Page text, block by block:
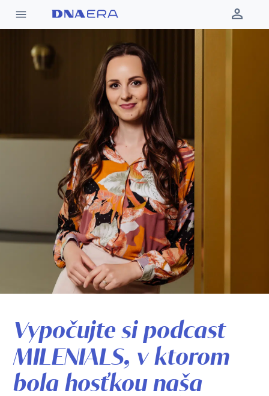
Vypočujte si podcast
MILENIALS, v ktorom
bola hosťkou naša